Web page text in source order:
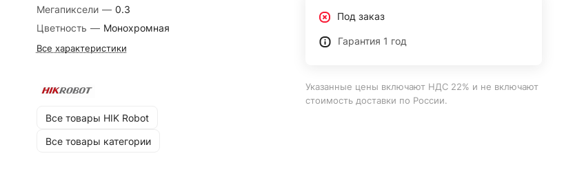
Мегапиксели — 0.3
Цветность — Монохромная
Все характеристики
Все товары HIK Robot
Все товары категории
Под заказ
Гарантия 1 год
Указанные цены включают НДС 22% и не включают
стоимость доставки по России.